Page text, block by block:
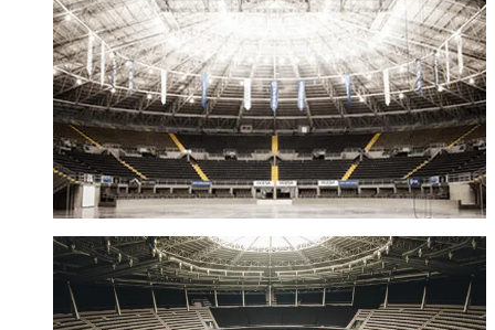
Guadalajara, Jalisco
Visitar sitio
AUDITORIO GNP SEGUROS
Puebla, Puebla